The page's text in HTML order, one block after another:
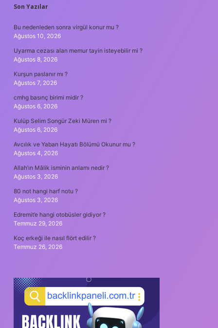
SIDEBAR
Son Yazılar
Bu nedenleden sonra virgül konur mu ?
Ağustos 10, 2026
Uyarma cezası alan memur tayin isteyebilir mi ?
Ağustos 8, 2026
Kurşun paslanır mı ?
Ağustos 7, 2026
cmhg basınç birimi midir ?
Ağustos 6, 2026
Kulüp Selim Songür Zeki Müren mi ?
Ağustos 6, 2026
Avcılık ve Yaban Hayatı Bölümü Okunur mu ?
Ağustos 4, 2026
Allah’ın Mâlik isminin anlamı nedir ?
Ağustos 3, 2026
80 not hangi harf notu ?
Ağustos 3, 2026
Edremit’e hangi otobüsler gidiyor ?
Temmuz 29, 2026
Koç erkeği ile nasıl flört edilir ?
Temmuz 26, 2026